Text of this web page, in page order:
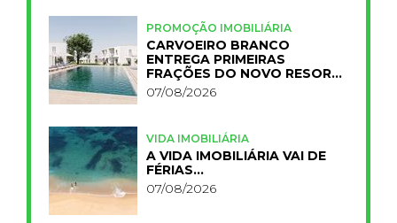
PROMOÇÃO IMOBILIÁRIA
CARVOEIRO BRANCO
ENTREGA PRIMEIRAS
FRAÇÕES DO NOVO RESORT
PRIMELIFE
07/08/2026
VIDA IMOBILIÁRIA
A VIDA IMOBILIÁRIA VAI DE
FÉRIAS…
07/08/2026